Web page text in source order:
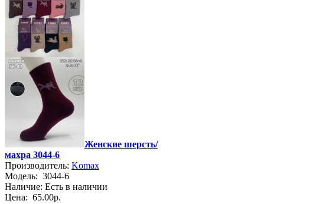
Женские шерсть/
махра 3044-6
Производитель: Komax
Модель: 3044-6
Наличие: Есть в наличии
Цена: 65.00р.